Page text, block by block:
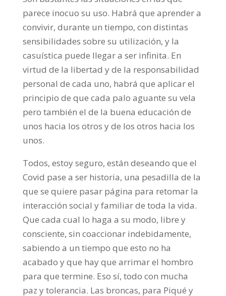
parece inocuo su uso. Habrá que aprender a
convivir, durante un tiempo, con distintas
sensibilidades sobre su utilización, y la
casuística puede llegar a ser infinita. En
virtud de la libertad y de la responsabilidad
personal de cada uno, habrá que aplicar el
principio de que cada palo aguante su vela
pero también el de la buena educación de
unos hacia los otros y de los otros hacia los
unos.
Todos, estoy seguro, están deseando que el
Covid pase a ser historia, una pesadilla de la
que se quiere pasar página para retomar la
interacción social y familiar de toda la vida.
Que cada cual lo haga a su modo, libre y
consciente, sin coaccionar indebidamente,
sabiendo a un tiempo que esto no ha
acabado y que hay que arrimar el hombro
para que termine. Eso sí, todo con mucha
paz y tolerancia. Las broncas, para Piqué y